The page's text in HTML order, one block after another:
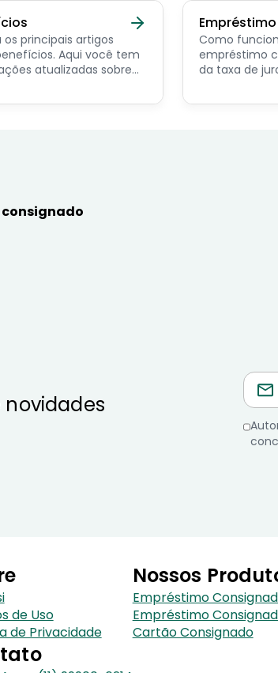
os principais artigos
Aqui você tem
atualizadas sobre
público, aposentado,
Como
empréstimo
da taxa de
simular online.
de Uso
de Privacidade
Nossos
Empréstimo
Empréstimo
Cartão Consignado